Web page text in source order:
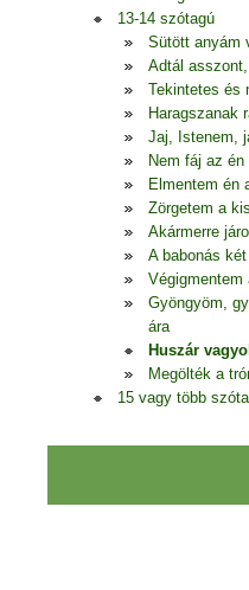
13-14 szótagú
Sütött anyám
Adtál
Tekintetes és
Haragszanak
Jaj, Istenem,
Nem fáj az
Elmentem én
Zörgetem a
Akármerre
A babonás
Gyöngyöm,
ára
Huszár
Megölték a
15 vagy több